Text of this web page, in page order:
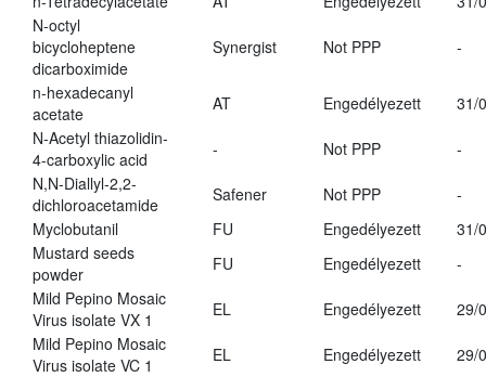
N-octyl
bicycloheptene
dicarboximide
Synergist Not PPP -
n-hexadecanyl
acetate
AT Engedélyezett
31/
N-Acetyl thiazolidin-
4-carboxylic acid
- Not PPP
-
N,N-Diallyl-2,2-
dichloroacetamide
Safener Not PPP
-
Myclobutanil
FU Engedélyezett
31/
Mustard seeds
powder
FU Engedélyezett
-
Mild Pepino Mosaic
Virus isolate VX 1
EL Engedélyezett
29/
Mild Pepino Mosaic
Virus isolate VC 1
EL Engedélyezett
29/